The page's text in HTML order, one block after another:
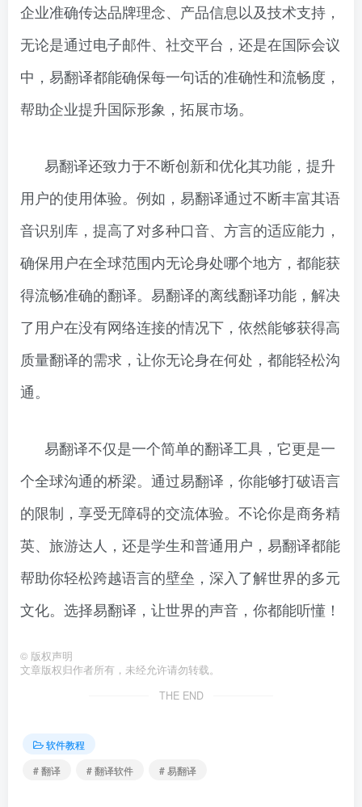
企业准确传达品牌理念、产品信息以及技术支持，
无论是通过电子邮件、社交平台，还是在国际会议
中，易翻译都能确保每一句话的准确性和流畅度，
帮助企业提升国际形象，拓展市场。
易翻译还致力于不断创新和优化其功能，提升
用户的使用体验。例如，易翻译通过不断丰富其语
音识别库，提高了对多种口音、方言的适应能力，
确保用户在全球范围内无论身处哪个地方，都能获
得流畅准确的翻译。易翻译的离线翻译功能，解决
了用户在没有网络连接的情况下，依然能够获得高
质量翻译的需求，让你无论身在何处，都能轻松沟
通。
易翻译不仅是一个简单的翻译工具，它更是一
个全球沟通的桥梁。通过易翻译，你能够打破语言
的限制，享受无障碍的交流体验。不论你是商务精
英、旅游达人，还是学生和普通用户，易翻译都能
帮助你轻松跨越语言的壁垒，深入了解世界的多元
文化。选择易翻译，让世界的声音，你都能听懂！
© 版权声明
文章版权归作者所有，未经允许请勿转载。
THE END
软件教程
# 翻译
# 翻译软件 # 易翻译